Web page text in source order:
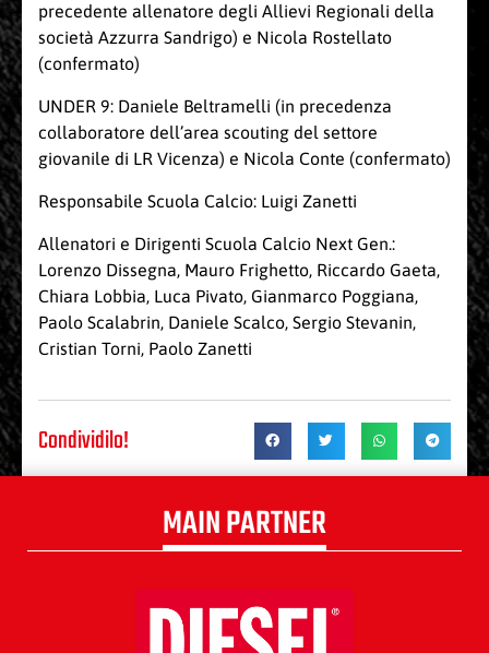
precedente allenatore degli Allievi Regionali della
società Azzurra Sandrigo) e Nicola Rostellato
(confermato)
UNDER 9: Daniele Beltramelli (in precedenza
collaboratore dell’area scouting del settore
giovanile di LR Vicenza) e Nicola Conte (confermato)
Responsabile Scuola Calcio: Luigi Zanetti
Allenatori e Dirigenti Scuola Calcio Next Gen.:
Lorenzo Dissegna, Mauro Frighetto, Riccardo Gaeta,
Chiara Lobbia, Luca Pivato, Gianmarco Poggiana,
Paolo Scalabrin, Daniele Scalco, Sergio Stevanin,
Cristian Torni, Paolo Zanetti
Condividilo!
MAIN PARTNER